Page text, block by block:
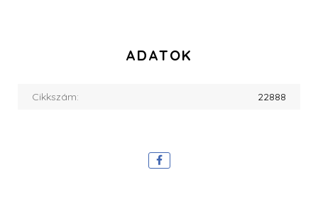
ADATOK
Cikkszám: 22888